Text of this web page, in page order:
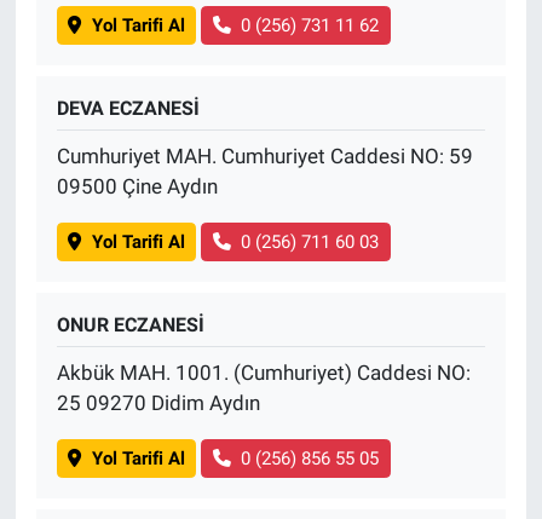
Yol Tarifi Al 0 (256) 731 11 62
DEVA ECZANESİ
Cumhuriyet MAH. Cumhuriyet Caddesi NO: 59
09500 Çine Aydın
Yol Tarifi Al 0 (256) 711 60 03
ONUR ECZANESİ
Akbük MAH. 1001. (Cumhuriyet) Caddesi NO:
25 09270 Didim Aydın
Yol Tarifi Al 0 (256) 856 55 05